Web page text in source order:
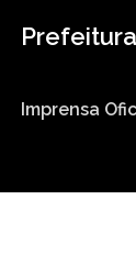
Imprensa